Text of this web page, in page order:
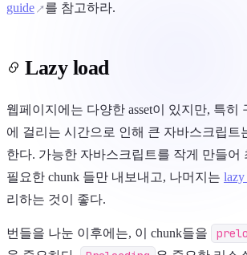
guide
를 참고하라.
Lazy load
웹페이지에는 다양한 asset이 있지만, 특히
에 걸리는 시간으로 인해 큰 자바스크립트
한다. 가능한 자바스크립트를 작게 만들어
필요한 chunk 들만 내보내고, 나머지는 lazy
리하는 것이 좋다.
번들을 나눈 이후에는, 이 chunk들을